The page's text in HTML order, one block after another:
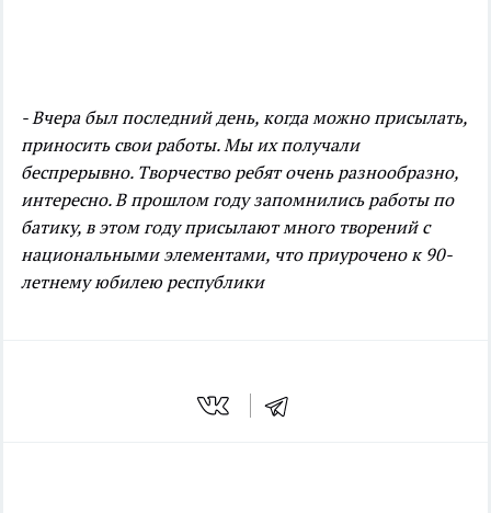
- Вчера был последний день, когда можно присылать,
приносить свои работы. Мы их получали
беспрерывно. Творчество ребят очень разнообразно,
интересно. В прошлом году запомнились работы по
батику, в этом году присылают много творений с
национальными элементами, что приурочено к 90-
летнему юбилею республики